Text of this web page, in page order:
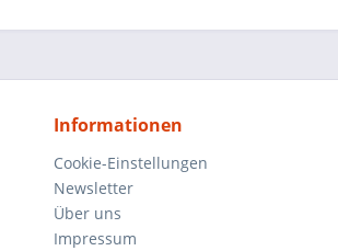
Informationen
Cookie-Einstellungen
Newsletter
Über uns
Impressum